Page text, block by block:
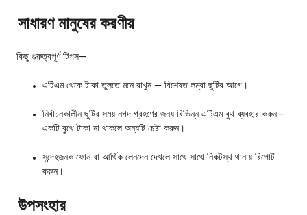
সাধারণ মানুষের করণীয়
কিছু গুরুত্বপূর্ণ টিপস—
এটিএম থেকে টাকা তুলতে মনে রাখুন — বিশেষত লম্বা ছুটির আগে।
নির্বাচনকালীন ছুটির সময় নগদ গ্রহণের জন্য বিভিন্ন এটিএম বুথ ব্যবহার করুন—
একটি বুথে টাকা না থাকলে অন্যটি চেষ্টা করুন।
সন্দেহজনক ফোন বা আর্থিক লেনদেন দেখলে সাথে সাথে নিকটস্থ থানায় রিপোর্ট
করুন।
উপসংহার